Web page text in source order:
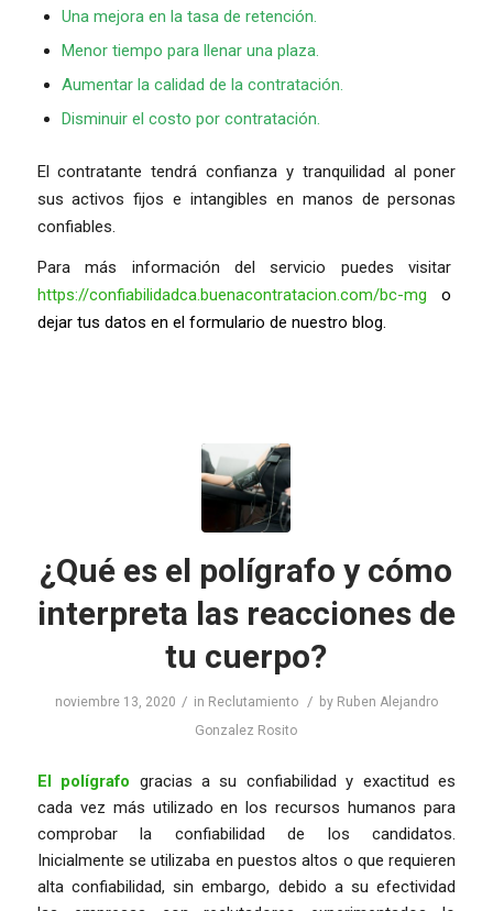
Una mejora en la tasa de retención.
Menor tiempo para llenar una plaza.
Aumentar la calidad de la contratación.
Disminuir el costo por contratación.
El contratante tendrá confianza y tranquilidad al poner
sus activos fijos e intangibles en manos de personas
confiables.
Para más información del servicio puedes visitar
https://confiabilidadca.buenacontratacion.com/bc-mg
o
dejar tus datos en el formulario de nuestro blog.
¿Qué es el polígrafo y cómo
interpreta las reacciones de
tu cuerpo?
noviembre 13, 2020 / in Reclutamiento / by Ruben Alejandro
Gonzalez Rosito
El polígrafo gracias a su confiabilidad y exactitud es
cada vez más utilizado en los recursos humanos para
comprobar la confiabilidad de los candidatos.
Inicialmente se utilizaba en puestos altos o que requieren
alta confiabilidad, sin embargo, debido a su efectividad